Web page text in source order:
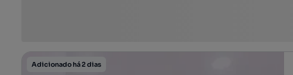
Adicionado há 2 dias